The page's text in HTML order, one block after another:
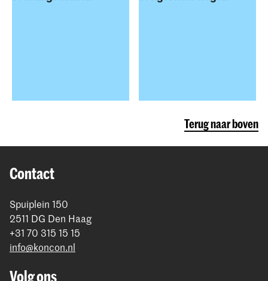
Terug naar boven
Contact
Spuiplein 150
2511 DG Den Haag
+31 70 315 15 15
info@koncon.nl
Volg ons